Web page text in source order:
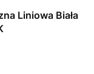
Liniowa Biała